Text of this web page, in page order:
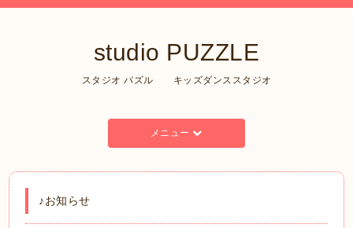
studio PUZZLE
スタジオ パズル キッズダンススタジオ
メニュー
♪お知らせ